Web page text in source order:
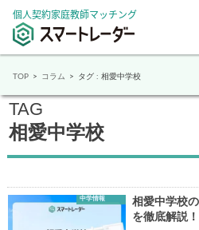
個人契約家庭教師マッチング
TOP コラム タグ : 相愛中学校
TAG
相愛中学校
中学情報
相愛中学校
を徹底解説！